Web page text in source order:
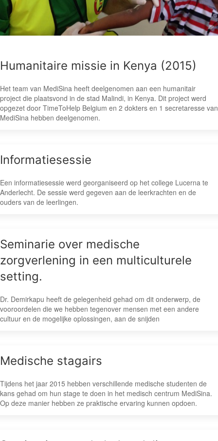
Humanitaire missie in Kenya (2015)
Het team van MediSina heeft deelgenomen aan een humanitair
project die plaatsvond in de stad Malindi, in Kenya. Dit project werd
opgezet door TimeToHelp Belgium en 2 dokters en 1 secretaresse van
MediSina hebben deelgenomen.
Informatiesessie
Een informatiesessie werd georganiseerd op het college Lucerna te
Anderlecht. De sessie werd gegeven aan de leerkrachten en de
ouders van de leerlingen.
Seminarie over medische
zorgverlening in een multiculturele
setting.
Dr. Demirkapu heeft de gelegenheid gehad om dit onderwerp, de
vooroordelen die we hebben tegenover mensen met een andere
cultuur en de mogelijke oplossingen, aan de snijden
Medische stagairs
Tijdens het jaar 2015 hebben verschillende medische studenten de
kans gehad om hun stage te doen in het medisch centrum MediSina.
Op deze manier hebben ze praktische ervaring kunnen opdoen.